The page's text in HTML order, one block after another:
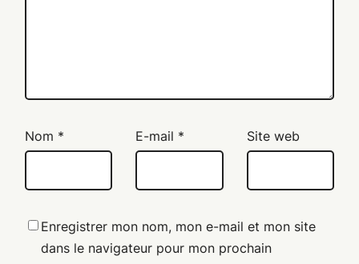
Nom * E-mail * Site web
Enregistrer mon nom, mon e-mail et mon site
dans le navigateur pour mon prochain